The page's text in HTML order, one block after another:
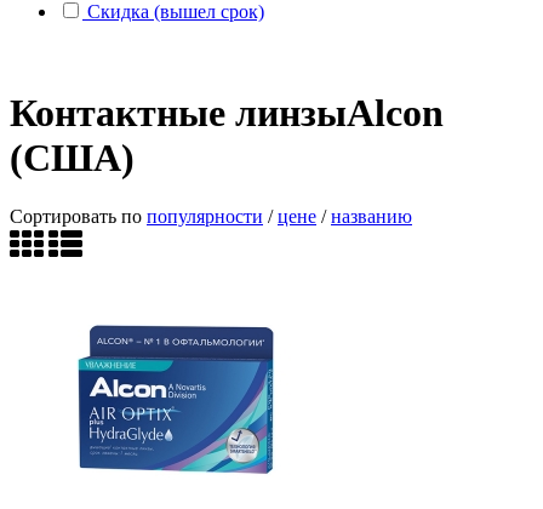
Скидка (вышел срок)
Контактные линзыAlcon
(США)
Сортировать по популярности /цене /названию